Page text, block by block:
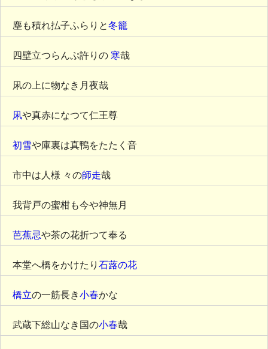
塵も積れ払子ふらりと冬籠
四壁立つらんぷ許りの 寒哉
凩の上に物なき月夜哉
凩や真赤になつて仁王尊
初雪や庫裏は真鴨をたたく音
市中は人様 々の師走哉
我背戸の蜜柑も今や神無月
芭蕉忌や茶の花折つて奉る
本堂へ橋をかけたり 石蕗の花
橋立の一筋長き小春かな
武蔵下総山なき国の小春哉